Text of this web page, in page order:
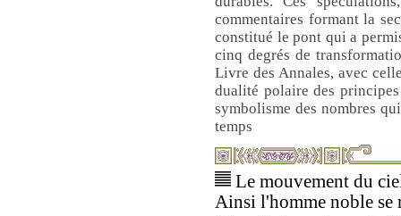
commentaires formant la
constitué le pont qui a
cinq degrés de
Livre des Annales, avec
dualité polaire des
symbolisme des nombres
temps
Le mouvement du
Ainsi l'homme noble